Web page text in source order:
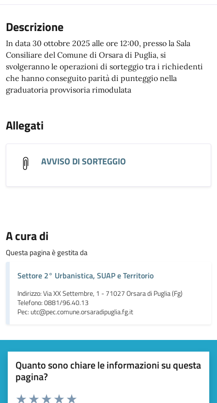
Descrizione
In data 30 ottobre 2025 alle ore 12:00, presso la Sala
Consiliare del Comune di Orsara di Puglia, si
svolgeranno le operazioni di sorteggio tra i richiedenti
che hanno conseguito parità di punteggio nella
graduatoria provvisoria rimodulata
Allegati
AVVISO DI SORTEGGIO
A cura di
Questa pagina è gestita da
Settore 2° Urbanistica, SUAP e Territorio
Indirizzo: Via XX Settembre, 1 - 71027 Orsara di Puglia (Fg)
Telefono: 0881/96.40.13
Pec: utc@pec.comune.orsaradipuglia.fg.it
Quanto sono chiare le informazioni su questa
pagina?
Valuta da 1 a 5 stelle la pagina